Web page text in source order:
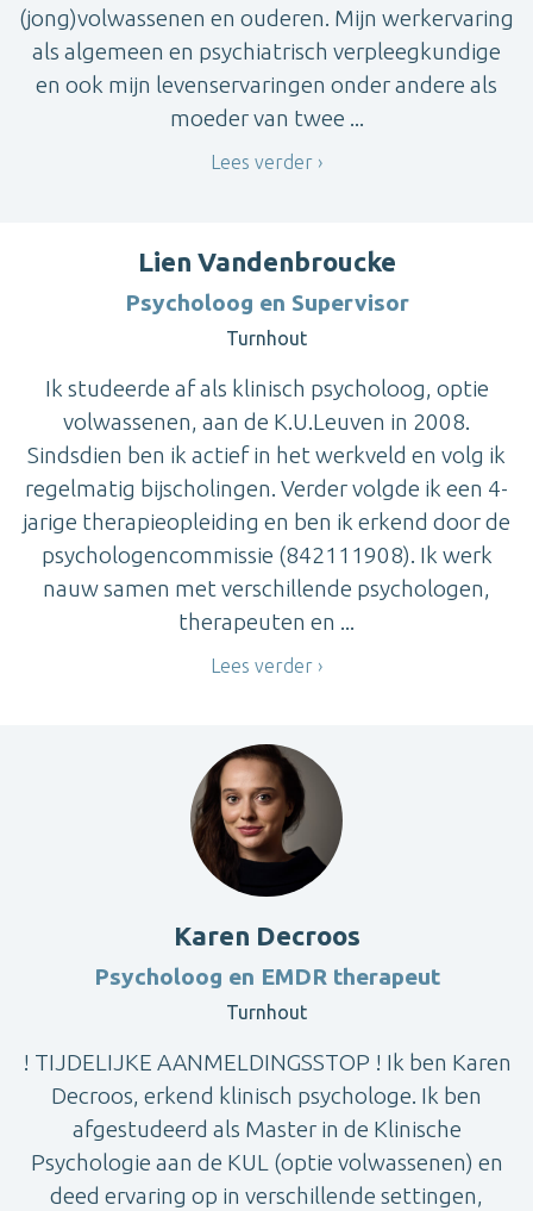
(jong)volwassenen en ouderen. Mijn werkervaring
als algemeen en psychiatrisch verpleegkundige
en ook mijn levenservaringen onder andere als
moeder van twee ...
Lees verder
Lien Vandenbroucke
Psycholoog en Supervisor
Turnhout
Ik studeerde af als klinisch psycholoog, optie
volwassenen, aan de K.U.Leuven in 2008.
Sindsdien ben ik actief in het werkveld en volg ik
regelmatig bijscholingen. Verder volgde ik een 4-
jarige therapieopleiding en ben ik erkend door de
psychologencommissie (842111908). Ik werk
nauw samen met verschillende psychologen,
therapeuten en ...
Lees verder
Karen Decroos
Psycholoog en EMDR therapeut
Turnhout
! TIJDELIJKE AANMELDINGSSTOP ! Ik ben Karen
Decroos, erkend klinisch psychologe. Ik ben
afgestudeerd als Master in de Klinische
Psychologie aan de KUL (optie volwassenen) en
deed ervaring op in verschillende settingen,